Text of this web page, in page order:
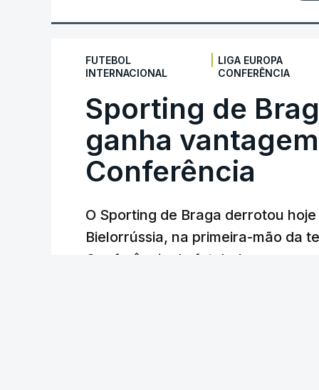
FUTEBOL
INTERNACIONAL
LIGA EUROPA
CONFERÊNCIA
Sporting de
ganha
Conferência
O Sporting de Braga derrotou
Bielorrússia, na primeira-mão da
Conferência de futebol, com um